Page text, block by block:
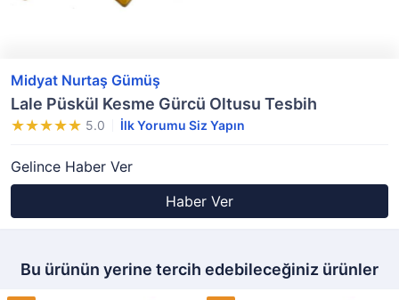
Midyat Nurtaş Gümüş
Lale Püskül Kesme Gürcü Oltusu Tesbih
5.0 İlk Yorumu Siz Yapın
Gelince Haber Ver
Haber Ver
Bu ürünün yerine tercih edebileceğiniz ürünler